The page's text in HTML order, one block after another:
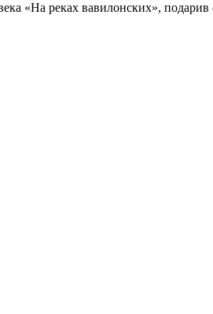
«На реках вавилонских», подарив